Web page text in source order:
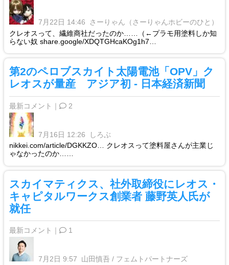
7月22日 14:46
さーりゃん（さーりゃんホビーのひと）
クレオスって、繊維商社だったのか……（←プラモ用塗料しか知
らない奴 share.google/XDQTGHcaKOg1h7…
第2のペロブスカイト太陽電池「OPV」ク
レオスが量産 アジア初 - 日本経済新聞
最新コメント｜ 2
7月16日 12:26
しろぶ
nikkei.com/article/DGKKZO… クレオスって塗料屋さんが主業じ
ゃなかったのか……
スカイマティクス、社外取締役にレオス・
キャピタルワークス創業者 藤野英人氏が
就任
最新コメント｜ 1
7月2日 9:57
山田慎吾 / フェムトパートナーズ